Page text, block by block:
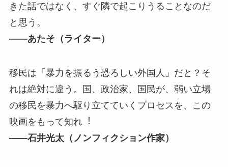
きた話ではなく、すぐ隣で起こりうることなのだ
と思う。
――あたそ（ライター）
移⺠は「暴⼒を振るう恐ろしい外国⼈」だと？そ
れは絶対に違う。国、政治家、国⺠が、弱い⽴場
の移⺠を暴⼒へ駆り⽴てていくプロセスを、この
映画をもって知れ︕
――⽯井光太（ノンフィクション作家）